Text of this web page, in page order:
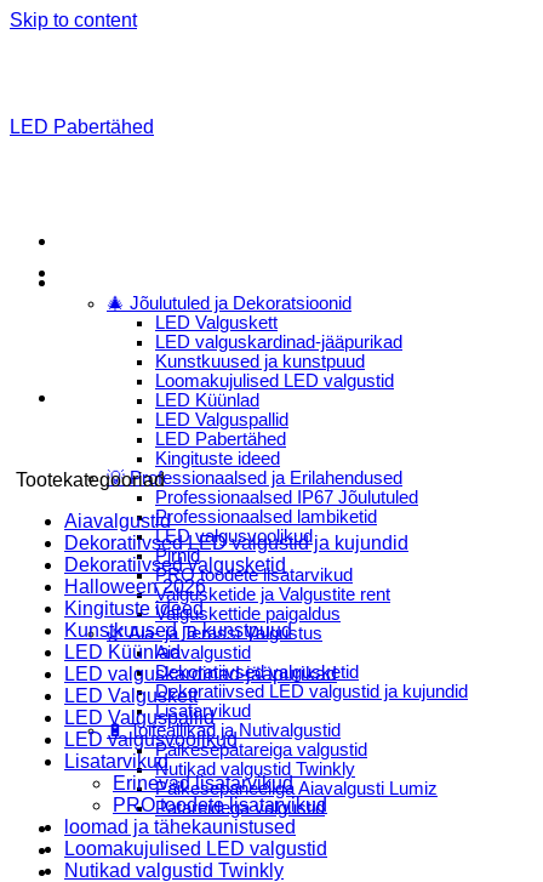
Skip to content
🎄 Jõulutuled ja Dekoratsioonid
LED Valguskett
LED valguskardinad-jääpurikad
Kunstkuused ja kunstpuud
Loomakujulised LED valgustid
LED Küünlad
LED Valguspallid
LED Pabertähed
Kingituste ideed
💡 Professionaalsed ja Erilahendused
Professionaalsed IP67 Jõulutuled
Professionaalsed lambiketid
LED valgusvoolikud
Pirnid
PRO toodete lisatarvikud
Valgusketide ja Valgustite rent
Valguskettide paigaldus
🌿 Aia- ja Terassi Valgustus
Aiavalgustid
Dekoratiivsed valgusketid
Dekoratiivsed LED valgustid ja kujundid
Lisatarvikud
🔋 Toiteallikad ja Nutivalgustid
Päikesepatareiga valgustid
Nutikad valgustid Twinkly
Päikesepaneeliga Aiavalgusti Lumiz
Patareidega valgustid
Päikeselaternad Lumiz
Valguskettide paigaldus
Blogi
LED Pabertähed
Tootekategooriad
Aiavalgustid
Dekoratiivsed LED valgustid ja kujundid
Dekoratiivsed valgusketid
Halloween 2026
Kingituste ideed
Kunstkuused ja kunstpuud
LED Küünlad
LED valguskardinad-jääpurikad
LED Valguskett
LED Valguspallid
LED valgusvoolikud
Lisatarvikud
Erinevad lisatarvikud
PRO toodete lisatarvikud
loomad ja tähekaunistused
Loomakujulised LED valgustid
Nutikad valgustid Twinkly